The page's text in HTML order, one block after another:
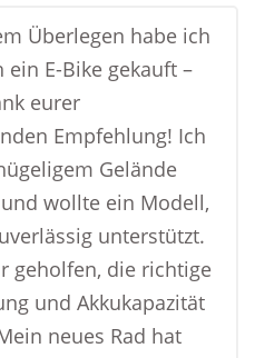
Überlegen habe ich
E-Bike gekauft –
eurer
Empfehlung! Ich
Gelände
wollte ein Modell,
unterstützt.
geholfen, die richtige
und Akkukapazität
neues Rad hat